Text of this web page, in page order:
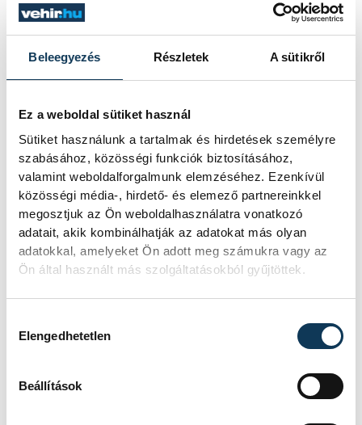
Beleegyezés Részletek A sütikről
Ez a weboldal sütiket használ
Sütiket használunk a tartalmak és hirdetések személyre
szabásához, közösségi funkciók biztosításához,
valamint weboldalforgalmunk elemzéséhez. Ezenkívül
közösségi média-, hirdető- és elemező partnereinkkel
megosztjuk az Ön weboldalhasználatra vonatkozó
adatait, akik kombinálhatják az adatokat más olyan
adatokkal, amelyeket Ön adott meg számukra vagy az
Ön által használt más szolgáltatásokból gyűjtöttek.
Elengedhetetlen
Beállítások